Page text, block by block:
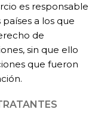
es responsable
a los que
de
sin que ello
que fueron